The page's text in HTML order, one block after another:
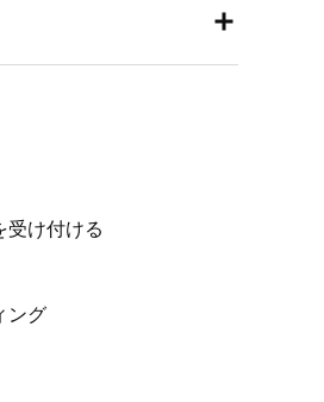
ア、または対応する
、モバイルウォレット
のタッチ決済
ができます。
デビットカード、クレ
作成できます。個々の
がモバイルフォンでス
成したりできます。
頼できます。デジタル請
受け付ける
ング